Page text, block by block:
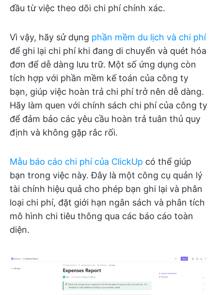
đầu từ việc theo dõi chi phí chính xác.
Vì vậy, hãy sử dụng phần mềm du lịch và chi phí
để ghi lại chi phí khi đang di chuyển và quét hóa
đơn để dễ dàng lưu trữ. Một số ứng dụng còn
tích hợp với phần mềm kế toán của công ty
bạn, giúp việc hoàn trả chi phí trở nên dễ dàng.
Hãy làm quen với chính sách chi phí của công ty
để đảm bảo các yêu cầu hoàn trả tuân thủ quy
định và không gặp rắc rối.
Mẫu báo cáo chi phí của ClickUp có thể giúp
bạn trong việc này. Đây là một công cụ quản lý
tài chính hiệu quả cho phép bạn ghi lại và phân
loại chi phí, đặt giới hạn ngân sách và phân tích
mô hình chi tiêu thông qua các báo cáo toàn
diện.